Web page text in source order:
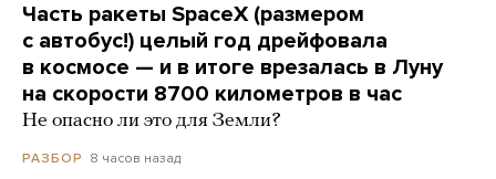
Часть ракеты SpaceX (размером
с автобус!) целый год дрейфовала
в космосе — и в итоге врезалась в Луну
на скорости 8700 километров в час
Не опасно ли это для Земли?
РАЗБОР 8 часов назад